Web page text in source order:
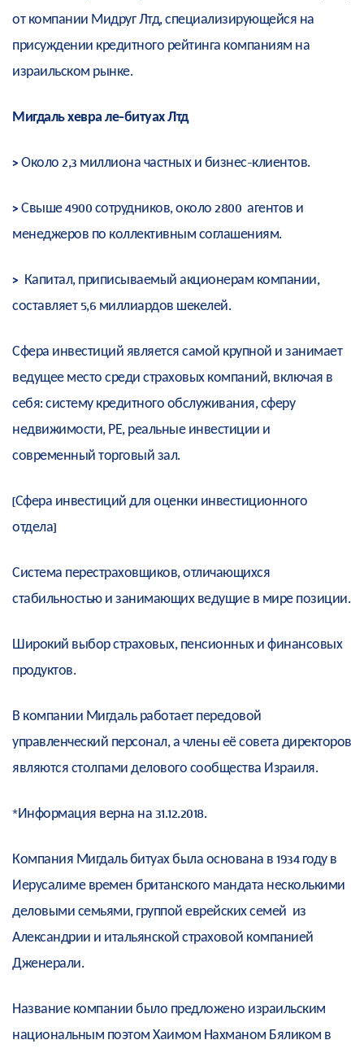
от компании Мидруг Лтд, специализирующейся на
присуждении кредитного рейтинга компаниям на
израильском рынке.
Мигдаль хевра ле-битуах Лтд
>Около 2,3 миллиона частных и бизнес-клиентов.
>Свыше 4900 сотрудников, около 2800 агентов и
менеджеров по коллективным соглашениям.
> Капитал, приписываемый акционерам компании,
составляет 5,6 миллиардов шекелей.
Сфера инвестиций является самой крупной и занимает
ведущее место среди страховых компаний, включая в
себя: систему кредитного обслуживания, сферу
недвижимости, PE, реальные инвестиции и
современный торговый зал.
[Сфера инвестиций для оценки инвестиционного
отдела]
Система перестраховщиков, отличающихся
стабильностью и занимающих ведущие в мире позиции.
Широкий выбор страховых, пенсионных и финансовых
продуктов.
В компании Мигдаль работает передовой
управленческий персонал, а члены её совета директоров
являются столпами делового сообщества Израиля.
*Информация верна на 31.12.2018.
Компания Мигдаль битуах была основана в 1934 году в
Иерусалиме времен британского мандата несколькими
деловыми семьями, группой еврейских семей из
Александрии и итальянской страховой компанией
Дженерали.
Название компании было предложено израильским
национальным поэтом Хаимом Нахманом Бяликом в